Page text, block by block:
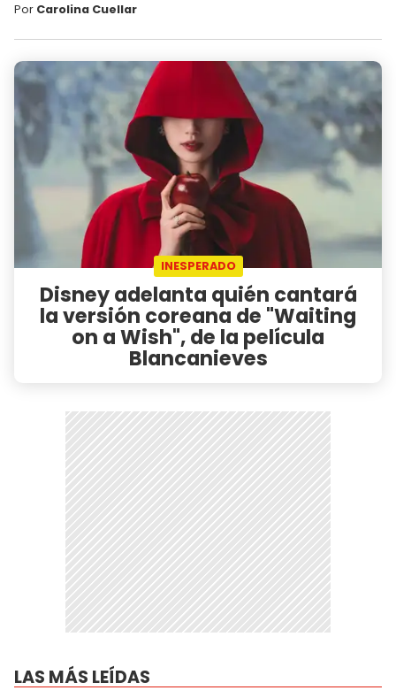
Por Carolina Cuellar
INESPERADO
Disney adelanta quién cantará
la versión coreana de "Waiting
on a Wish", de la película
Blancanieves
LAS MÁS LEÍDAS